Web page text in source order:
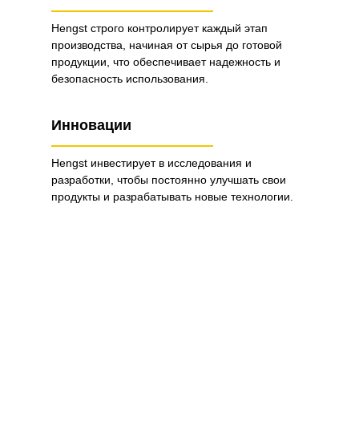
Инновации
Hengst строго контролирует каждый этап
производства, начиная от сырья до готовой
продукции, что обеспечивает надежность и
безопасность использования.
Hengst инвестирует в исследования и
разработки, чтобы постоянно улучшать свои
продукты и разрабатывать новые технологии.